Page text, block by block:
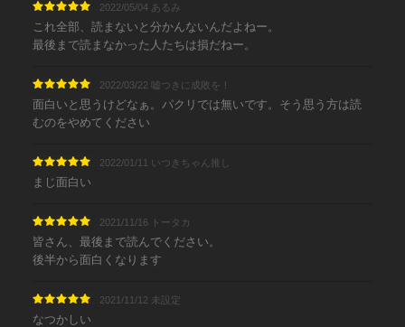
2022/05/04 あるみ
これ全部、読まないと分かんないんだよねー。
最後まで読まなかった人たちは損だねー。
2022/03/22 嘘つきに成敗を！
面白いと思うけどなぁ。パクリでは無いです。そう思う方は読
むのをやめてください
2022/01/11 いつきちゃん推し
まじ面白い
2021/11/16 トータカ
皆さん、最後まで読んでください。
後半から面白くなります
2021/11/12 未設定
なつかしい